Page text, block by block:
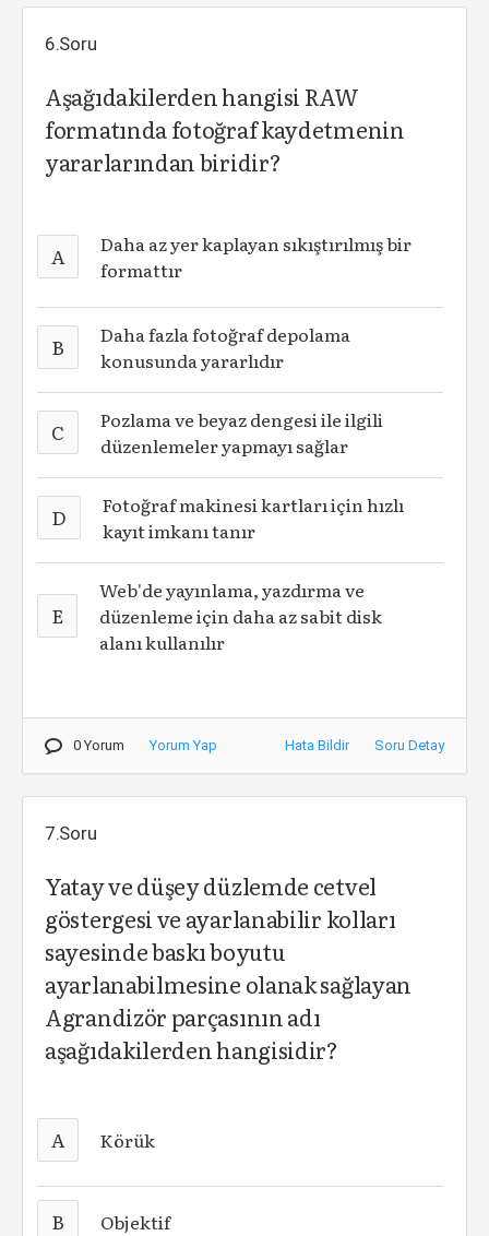
6.Soru
Aşağıdakilerden hangisi RAW
formatında fotoğraf kaydetmenin
yararlarından biridir?
A
Daha az yer kaplayan sıkıştırılmış bir
formattır
B
Daha fazla fotoğraf depolama
konusunda yararlıdır
C
Pozlama ve beyaz dengesi ile ilgili
düzenlemeler yapmayı sağlar
D
Fotoğraf makinesi kartları için hızlı
kayıt imkanı tanır
E
Web'de yayınlama, yazdırma ve
düzenleme için daha az sabit disk
alanı kullanılır
0 Yorum Yorum Yap Hata Bildir Soru Detay
7.Soru
Yatay ve düşey düzlemde cetvel
göstergesi ve ayarlanabilir kolları
sayesinde baskı boyutu
ayarlanabilmesine olanak sağlayan
Agrandizör parçasının adı
aşağıdakilerden hangisidir?
A Körük
B Objektif